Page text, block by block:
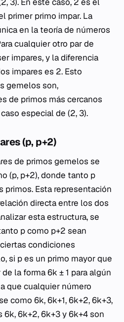
primer primo impar. La
en la teoría de números
cualquier otro par de
impares, y la diferencia
impares es 2. Esto
gemelos son,
de primos más cercanos
especial de (2, 3).
(p, p+2)
de primos gemelos se
(p, p+2), donde tanto p
primos. Esta representación
directa entre los dos
esta estructura, se
p como p+2 sean
condiciones
si p es un primo mayor que
la forma 6k ± 1 para algún
que cualquier número
como 6k, 6k+1, 6k+2, 6k+3,
6k, 6k+2, 6k+3 y 6k+4 son